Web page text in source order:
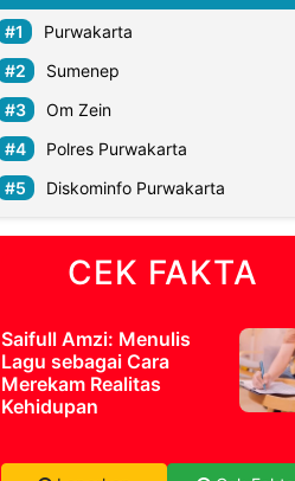
Purwakarta
Sumenep
Om Zein
Polres Purwakarta
Diskominfo Purwakarta
CEK FAKTA
Saifull Amzi: Menulis
Lagu sebagai Cara
Merekam Realitas
Kehidupan